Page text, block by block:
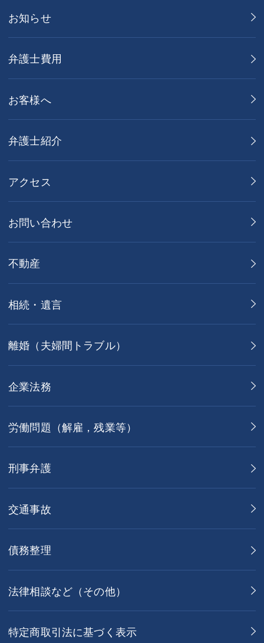
お知らせ
弁護士費用
お客様へ
弁護士紹介
アクセス
お問い合わせ
不動産
相続・遺言
離婚（夫婦間トラブル）
企業法務
労働問題（解雇，残業等）
刑事弁護
交通事故
債務整理
法律相談など（その他）
特定商取引法に基づく表示